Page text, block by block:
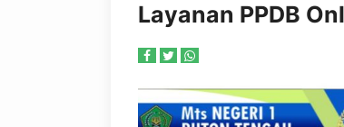
Layanan PPDB